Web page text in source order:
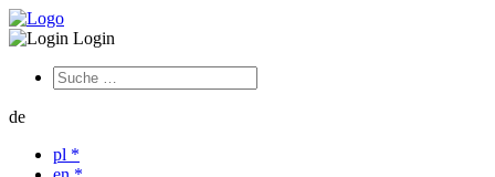
Login
de
pl *